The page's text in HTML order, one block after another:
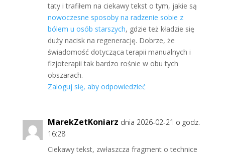
taty i trafiłem na ciekawy tekst o tym, jakie są
nowoczesne sposoby na radzenie sobie z
bólem u osób starszych, gdzie też kładzie się
duży nacisk na regenerację. Dobrze, że
świadomość dotycząca terapii manualnych i
fizjoterapii tak bardzo rośnie w obu tych
obszarach.
Zaloguj się, aby odpowiedzieć
MarekZetKoniarz dnia 2026-02-21 o godz.
16:28
Ciekawy tekst, zwłaszcza fragment o technice